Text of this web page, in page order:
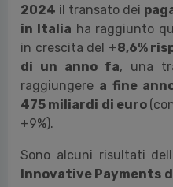
2024 il transato dei
in Italia ha raggiunto
in crescita del +8,6%
di un anno fa, una
raggiungere a fine
475 miliardi di euro
+9%).
Sono alcuni risultati
Innovative Payments